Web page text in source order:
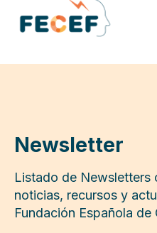
Newsletter
Listado de Newsletters
noticias, recursos y
Fundación Española de